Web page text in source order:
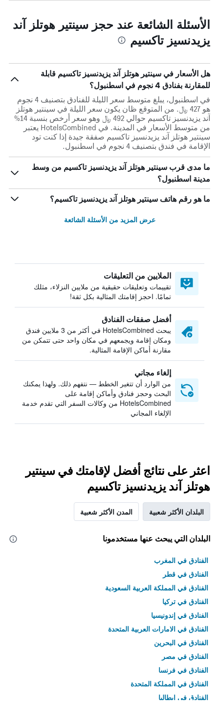
الأسئلة الشائعة عند حجز سينتير هوتلز آند
يزيدنسيز تاكسيم
هل الأسعار في سينتير هوتلز آند يزيدنسيز تاكسيم قابلة
للمقارنة بفنادق 4 نجوم في اسطنبول؟
في اسطنبول، يبلغ متوسط ​​سعر الليلة للفنادق بتصنيف 4 نجوم
هو 427 ﷼. من المتوقع ظان يكون سعر الليلة في سينتير هوتلز
آند يزيدنسيز تاكسيم حوالي 492 ﷼ وهو سعر أرخص بنسبة 14%
من متوسط الأسعار في المدينة. في HotelsCombined يعتبر
سينتير هوتلز آند يزيدنسيز تاكسيم صفقة جيدة إذا كنت تود
الإقامة في فندق بتصنيف 4 نجوم في اسطنبول.
ما مدى قرب سينتير هوتلز آند يزيدنسيز تاكسيم من وسط
مدينة اسطنبول؟
ما هو رقم هاتف سينتير هوتلز آند يزيدنسيز تاكسيم؟
عرض المزيد من الأسئلة الشائعة
الملايين من التعليقات
تقييمات وتعليقات حقيقية من ملايين النزلاء، مثلك
تمامًا. احجز إقامتك المثالية بكل ثقة!
أفضل صفقات الفنادق
يبحث HotelsCombined في أكثر من 3 ملايين فندق
ومكان إقامة ويجمعهم في مكان واحد حتى تتمكن من
مقارنة أماكن الإقامة المثالية.
إلغاء مجاني
من الوارد أن تتغير الخطط — نتفهم ذلك. ولهذا يمكنك
البحث وحجز فنادق وأماكن إقامة على
HotelsCombined من وكالات السفر التي تقدم خدمة
الإلغاء المجاني
اعثر على نتائج أفضل لإقامتك في سينتير
هوتلز آند يزيدنسيز تاكسيم
البلدان الأكثر شعبية المدن الأكثر شعبية
البلدان التي يبحث عنها مستخدمونا
الفنادق في المغرب
الفنادق في قطر
الفنادق في المملكة العربية السعودية
الفنادق في تركيا
الفنادق في إندونيسيا
الفنادق في الامارات العربية المتحدة
الفنادق في البحرين
الفنادق في مصر
الفنادق في فرنسا
الفنادق في المملكة المتحدة
الفنادق في إيطاليا